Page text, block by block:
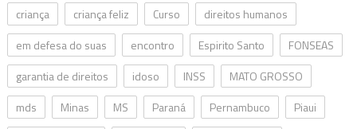
criança
criança feliz Curso
direitos humanos
em defesa do suas
encontro Espirito Santo
FONSEAS
garantia de direitos
idoso INSS
MATO GROSSO
mds
Minas MS Paraná Pernambuco
Piaui